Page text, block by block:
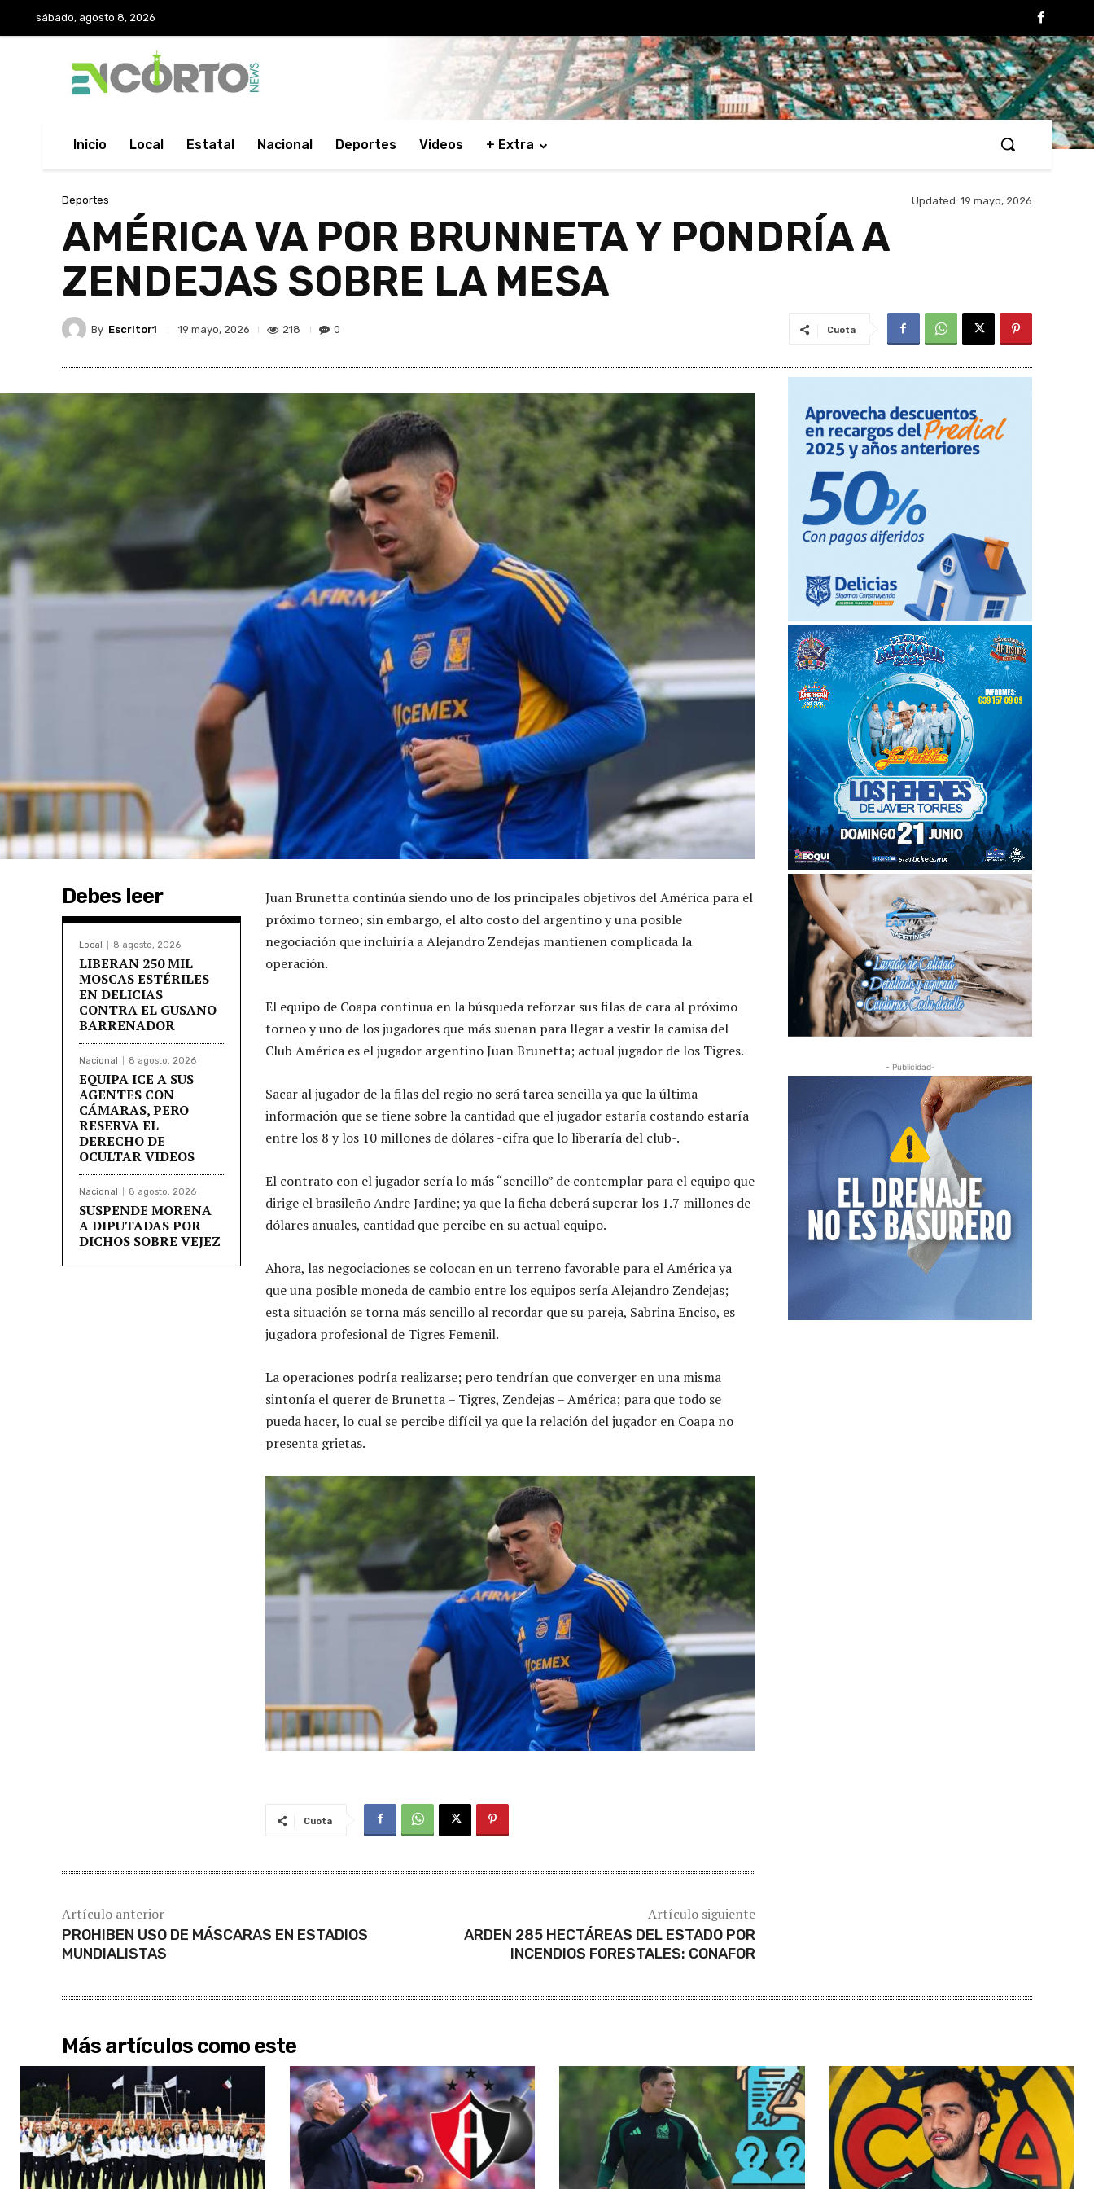
sábado, agosto 8, 2026
Inicio Local Estatal Nacional Deportes Videos + Extra
Deportes Updated: 19 mayo, 2026
AMÉRICA VA POR BRUNNETA Y PONDRÍA A
ZENDEJAS SOBRE LA MESA
By Escritor1 19 mayo, 2026 218 0 Cuota
Debes leer
Local 8 agosto, 2026
LIBERAN 250 MIL
MOSCAS ESTÉRILES
EN DELICIAS
CONTRA EL GUSANO
BARRENADOR
Nacional 8 agosto, 2026
EQUIPA ICE A SUS
AGENTES CON
CÁMARAS, PERO
RESERVA EL
DERECHO DE
OCULTAR VIDEOS
Nacional 8 agosto, 2026
SUSPENDE MORENA
A DIPUTADAS POR
DICHOS SOBRE VEJEZ
Juan Brunetta continúa siendo uno de los principales objetivos del América para el
próximo torneo; sin embargo, el alto costo del argentino y una posible
negociación que incluiría a Alejandro Zendejas mantienen complicada la
operación.
El equipo de Coapa continua en la búsqueda reforzar sus filas de cara al próximo
torneo y uno de los jugadores que más suenan para llegar a vestir la camisa del
Club América es el jugador argentino Juan Brunetta; actual jugador de los Tigres.
Sacar al jugador de la filas del regio no será tarea sencilla ya que la última
información que se tiene sobre la cantidad que el jugador estaría costando estaría
entre los 8 y los 10 millones de dólares -cifra que lo liberaría del club-.
El contrato con el jugador sería lo más “sencillo” de contemplar para el equipo que
dirige el brasileño Andre Jardine; ya que la ficha deberá superar los 1.7 millones de
dólares anuales, cantidad que percibe en su actual equipo.
Ahora, las negociaciones se colocan en un terreno favorable para el América ya
que una posible moneda de cambio entre los equipos sería Alejandro Zendejas;
esta situación se torna más sencillo al recordar que su pareja, Sabrina Enciso, es
jugadora profesional de Tigres Femenil.
La operaciones podría realizarse; pero tendrían que converger en una misma
sintonía el querer de Brunetta – Tigres, Zendejas – América; para que todo se
pueda hacer, lo cual se percibe difícil ya que la relación del jugador en Coapa no
presenta grietas.
Cuota
Artículo anterior
PROHIBEN USO DE MÁSCARAS EN ESTADIOS
MUNDIALISTAS
Artículo siguiente
ARDEN 285 HECTÁREAS DEL ESTADO POR
INCENDIOS FORESTALES: CONAFOR
- Publicidad-
Más artículos como este